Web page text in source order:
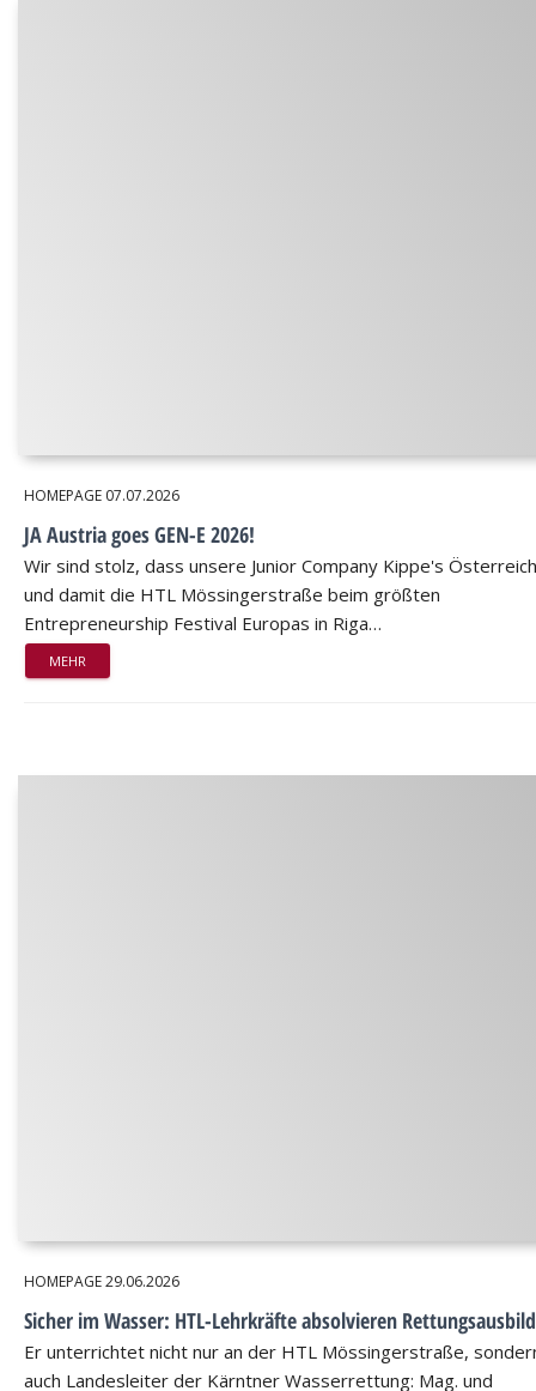
HOMEPAGE 07.07.2026
JA Austria goes GEN-E 2026!
Wir sind stolz, dass unsere Junior Company Kippe's Österreich
und damit die HTL Mössingerstraße beim größten
Entrepreneurship Festival Europas in Riga…
MEHR
HOMEPAGE29.06.2026
Sicher im Wasser: HTL-Lehrkräfte absolvieren
Er unterrichtet nicht nur an der HTL Mössingerstraße,
auch Landesleiter der Kärntner Wasserrettung: Mag. und